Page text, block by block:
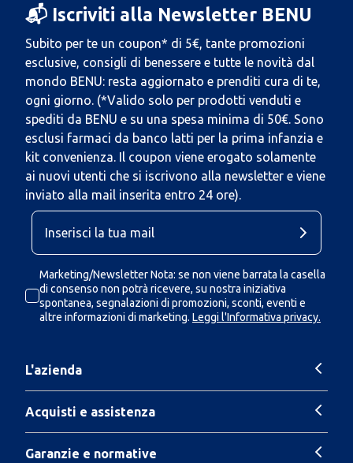
📬 Iscriviti alla Newsletter BENU
Subito per te un coupon* di 5€, tante promozioni
esclusive, consigli di benessere e tutte le novità dal
mondo BENU: resta aggiornato e prenditi cura di te,
ogni giorno. (*Valido solo per prodotti venduti e
spediti da BENU e su una spesa minima di 50€. Sono
esclusi farmaci da banco latti per la prima infanzia e
kit convenienza. Il coupon viene erogato solamente
ai nuovi utenti che si iscrivono alla newsletter e viene
inviato alla mail inserita entro 24 ore).
Marketing/Newsletter Nota: se non viene barrata la casella
di consenso non potrà ricevere, su nostra iniziativa
spontanea, segnalazioni di promozioni, sconti, eventi e
altre informazioni di marketing. Leggi l'Informativa privacy.
L'azienda
Acquisti e assistenza
Garanzie e normative